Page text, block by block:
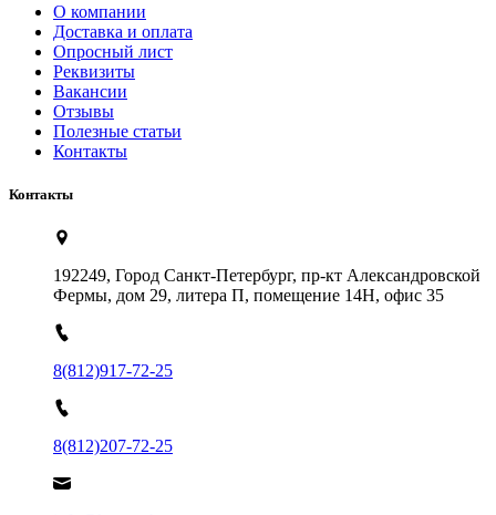
О компании
Доставка и оплата
Опросный лист
Реквизиты
Вакансии
Отзывы
Полезные статьи
Контакты
Контакты
192249, Город Санкт-Петербург, пр-кт Александровской
Фермы, дом 29, литера П, помещение 14Н, офис 35
8(812)917-72-25
8(812)207-72-25